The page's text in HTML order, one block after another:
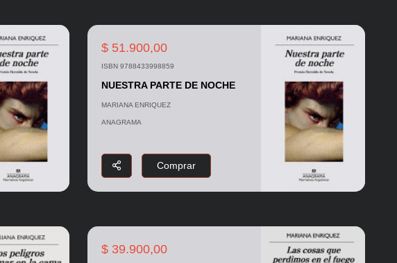
$ 51.900,00
ISBN 9788433998859
NUESTRA PARTE DE NOCHE
MARIANA ENRIQUEZ
ANAGRAMA
Comprar
$ 39.900,00